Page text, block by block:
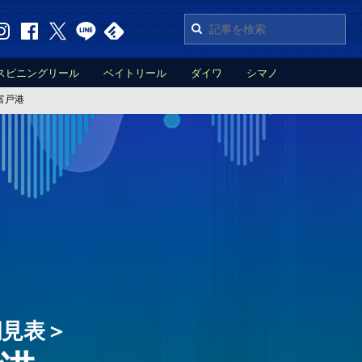
ピニングリール ベイトリール ダイワ シマノ
戸港
表＞